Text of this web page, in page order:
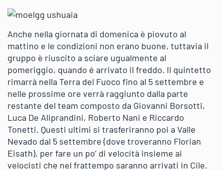
Anche nella giornata di domenica è piovuto al
mattino e le condizioni non erano buone, tuttavia il
gruppo è riuscito a sciare ugualmente al
pomeriggio, quando é arrivato il freddo. Il quintetto
rimarrà nella Terra del Fuoco fino al 5 settembre e
nelle prossime ore verrà raggiunto dalla parte
restante del team composto da Giovanni Borsotti,
Luca De Aliprandini, Roberto Nani e Riccardo
Tonetti. Questi ultimi si trasferiranno poi a Valle
Nevado dal 5 settembre (dove troveranno Florian
Eisath), per fare un po’ di velocità insieme ai
velocisti che nel frattempo saranno arrivati in Cile.